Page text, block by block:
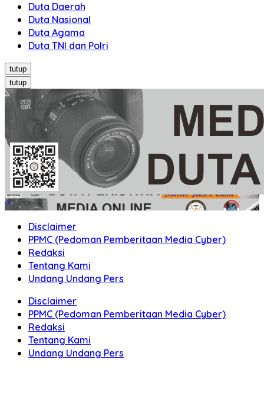
Duta Daerah
Duta Nasional
Duta Agama
Duta TNI dan Polri
tutup
tutup
Disclaimer
PPMC (Pedoman Pemberitaan Media Cyber)
Redaksi
Tentang Kami
Undang Undang Pers
Disclaimer
PPMC (Pedoman Pemberitaan Media Cyber)
Redaksi
Tentang Kami
Undang Undang Pers